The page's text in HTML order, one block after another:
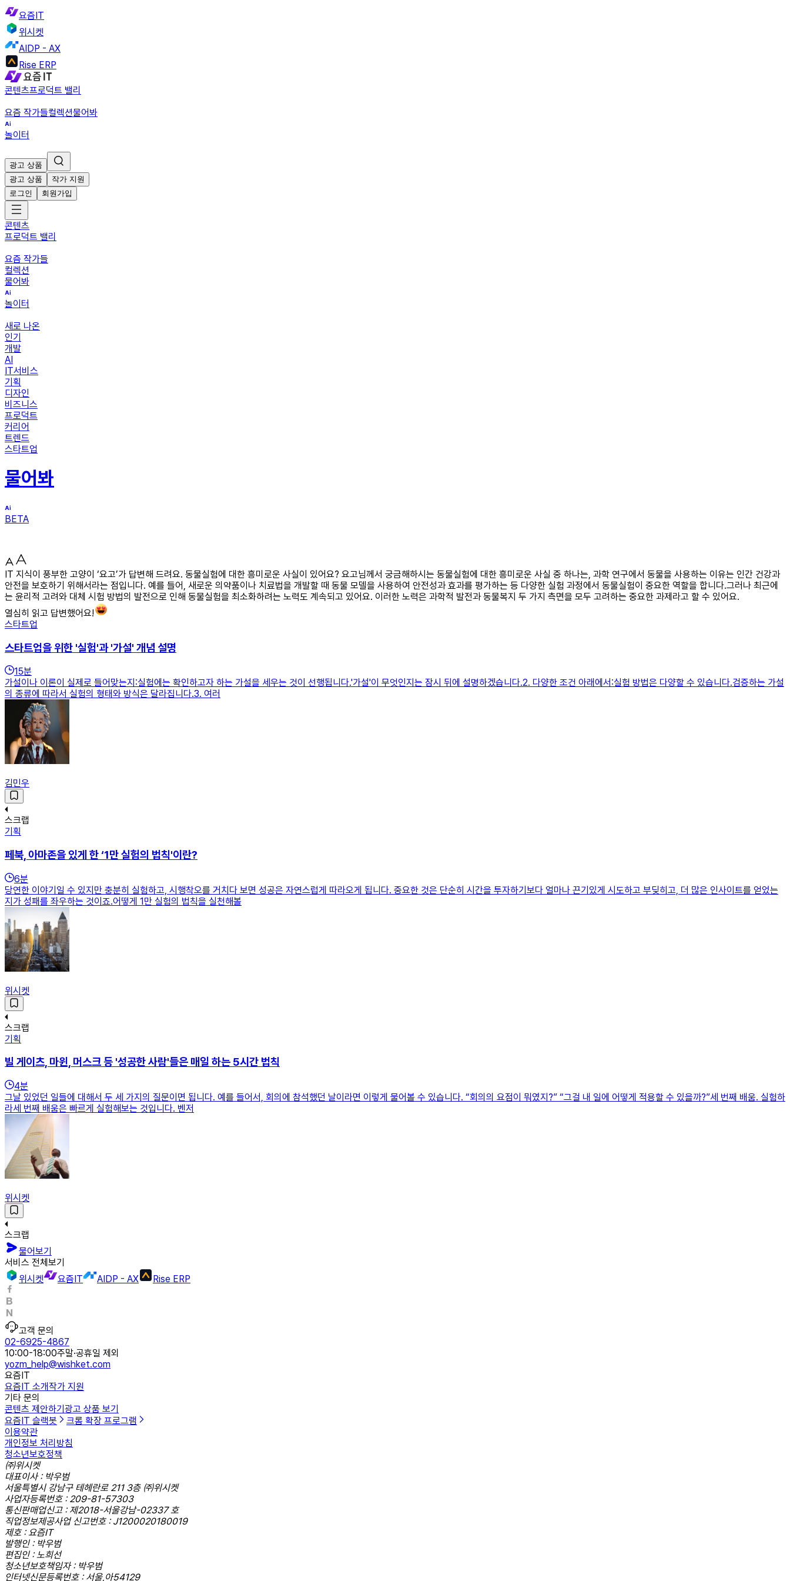
요즘IT
위시켓
AIDP - AX
Rise ERP
콘텐츠프로덕트 밸리
요즘 작가들컬렉션물어봐
놀이터
광고 상품
광고 상품
작가 지원
로그인
회원가입
콘텐츠
프로덕트 밸리
요즘 작가들
컬렉션
물어봐
놀이터
새로 나온
인기
개발
AI
IT서비스
기획
디자인
비즈니스
프로덕트
커리어
트렌드
스타트업
물어봐
BETA
IT 지식이 풍부한 고양이 ‘요고’가 답변해 드려요. 동물실험에 대한 흥미로운 사실이 있어요? 요고님께서 궁금해하시는 동물실험에 대한 흥미로운 사실 중 하나는, 과학 연구에서 동물을 사용하는 이유는 인간 건강과
안전을 보호하기 위해서라는 점입니다. 예를 들어, 새로운 의약품이나 치료법을 개발할 때 동물 모델을 사용하여 안전성과 효과를 평가하는 등 다양한 실험 과정에서 동물실험이 중요한 역할을 합니다.그러나 최근에
는 윤리적 고려와 대체 시험 방법의 발전으로 인해 동물실험을 최소화하려는 노력도 계속되고 있어요. 이러한 노력은 과학적 발전과 동물복지 두 가지 측면을 모두 고려하는 중요한 과제라고 할 수 있어요.
열심히 읽고 답변했어요!
스타트업
스타트업을 위한 '실험'과 '가설' 개념 설명
15분
가설이나 이론이 실제로 들어맞는지:실험에는 확인하고자 하는 가설을 세우는 것이 선행됩니다.'가설'이 무엇인지는 잠시 뒤에 설명하겠습니다.2. 다양한 조건 아래에서:실험 방법은 다양할 수 있습니다.검증하는 가설
의 종류에 따라서 실험의 형태와 방식은 달라집니다.3. 여러
김민우
스크랩
기획
페북, 아마존을 있게 한 ‘1만 실험의 법칙'이란?
6분
당연한 이야기일 수 있지만 충분히 실험하고, 시행착오를 거치다 보면 성공은 자연스럽게 따라오게 됩니다. 중요한 것은 단순히 시간을 투자하기보다 얼마나 끈기있게 시도하고 부딪히고, 더 많은 인사이트를 얻었는
지가 성패를 좌우하는 것이죠.어떻게 1만 실험의 법칙을 실천해볼
위시켓
스크랩
기획
빌 게이츠, 마윈, 머스크 등 '성공한 사람'들은 매일 하는 5시간 법칙
4분
그날 있었던 일들에 대해서 두 세 가지의 질문이면 됩니다. 예를 들어서, 회의에 참석했던 날이라면 이렇게 물어볼 수 있습니다. “회의의 요점이 뭐였지?” “그걸 내 일에 어떻게 적용할 수 있을까?”세 번째 배움. 실험하
라세 번째 배움은 빠르게 실험해보는 것입니다. 벤저
위시켓
스크랩
물어보기
서비스 전체보기
위시켓
요즘IT AIDP - AX Rise ERP
고객 문의
02-6925-4867
10:00-18:00주말·공휴일 제외
yozm_help@wishket.com
요즘IT
요즘IT 소개작가 지원
기타 문의
콘텐츠 제안하기 광고 상품 보기
요즘IT 슬랙봇
크롬 확장 프로그램
이용약관
개인정보 처리방침
청소년보호정책
㈜위시켓
대표이사 : 박우범
서울특별시 강남구 테헤란로 211 3층 ㈜위시켓
사업자등록번호 : 209-81-57303
통신판매업신고 : 제2018-서울강남-02337 호
직업정보제공사업 신고번호 : J1200020180019
제호 : 요즘IT
발행인 : 박우범
편집인 : 노희선
청소년보호책임자 : 박우범
인터넷신문등록번호 : 서울,아54129